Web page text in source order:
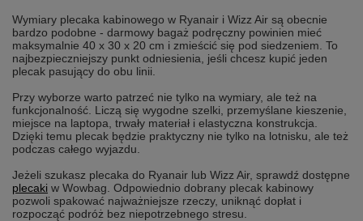
Wymiary plecaka kabinowego w Ryanair i Wizz Air są obecnie
bardzo podobne - darmowy bagaż podręczny powinien mieć
maksymalnie 40 x 30 x 20 cm i zmieścić się pod siedzeniem. To
najbezpieczniejszy punkt odniesienia, jeśli chcesz kupić jeden
plecak pasujący do obu linii.
Przy wyborze warto patrzeć nie tylko na wymiary, ale też na
funkcjonalność. Liczą się wygodne szelki, przemyślane kieszenie,
miejsce na laptopa, trwały materiał i elastyczna konstrukcja.
Dzięki temu plecak będzie praktyczny nie tylko na lotnisku, ale też
podczas całego wyjazdu.
Jeżeli szukasz plecaka do Ryanair lub Wizz Air, sprawdź dostępne
plecaki w Wowbag. Odpowiednio dobrany plecak kabinowy
pozwoli spakować najważniejsze rzeczy, uniknąć dopłat i
rozpocząć podróż bez niepotrzebnego stresu.